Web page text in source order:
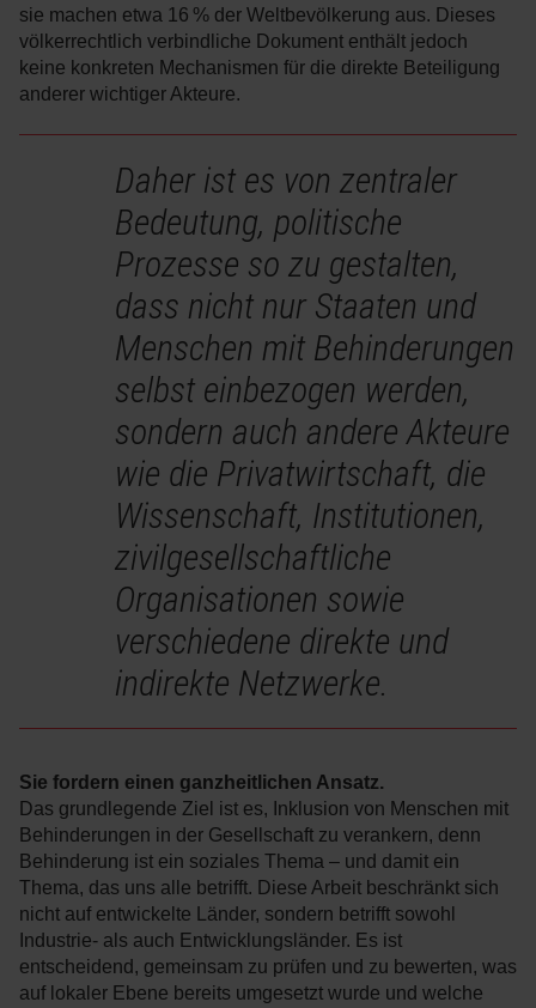
sie machen etwa 16 % der Weltbevölkerung aus. Dieses
völkerrechtlich verbindliche Dokument enthält jedoch
keine konkreten Mechanismen für die direkte Beteiligung
anderer wichtiger Akteure.
Daher ist es von zentraler
Bedeutung, politische
Prozesse so zu gestalten,
dass nicht nur Staaten und
Menschen mit Behinderungen
selbst einbezogen werden,
sondern auch andere Akteure
wie die Privatwirtschaft, die
Wissenschaft, Institutionen,
zivilgesellschaftliche
Organisationen sowie
verschiedene direkte und
indirekte Netzwerke.
Sie fordern einen ganzheitlichen Ansatz.
Das grundlegende Ziel ist es, Inklusion von Menschen mit
Behinderungen in der Gesellschaft zu verankern, denn
Behinderung ist ein soziales Thema – und damit ein
Thema, das uns alle betrifft. Diese Arbeit beschränkt sich
nicht auf entwickelte Länder, sondern betrifft sowohl
Industrie- als auch Entwicklungsländer. Es ist
entscheidend, gemeinsam zu prüfen und zu bewerten, was
auf lokaler Ebene bereits umgesetzt wurde und welche